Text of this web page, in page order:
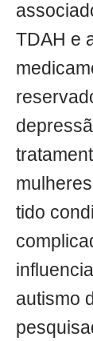
TDAH e
tido
autismo